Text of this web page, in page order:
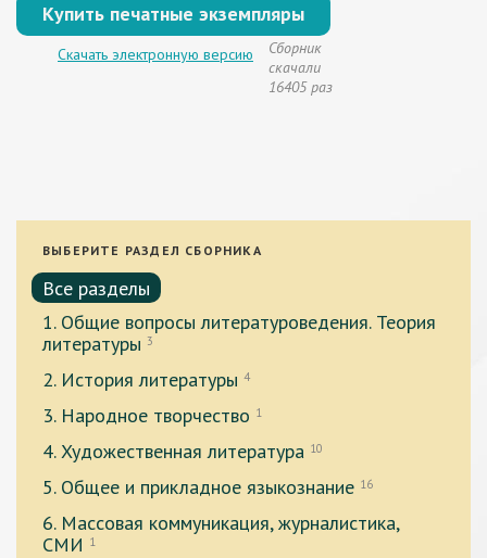
Купить печатные экземпляры
Скачать электронную версию
Сборник
скачали
16405 раз
ВЫБЕРИТЕ РАЗДЕЛ СБОРНИКА
Все разделы
1. Общие вопросы литературоведения. Теория
литературы 3
2. История литературы 4
3. Народное творчество 1
4. Художественная литература 10
5. Общее и прикладное языкознание 16
6. Массовая коммуникация, журналистика,
СМИ 1